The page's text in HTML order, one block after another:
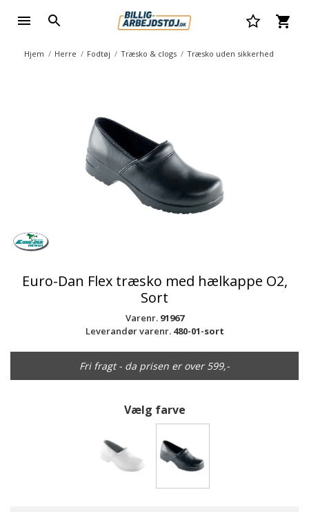
Hjem Herre Fodtøj Træsko & clogs Træsko uden sikkerhed
Euro-Dan Flex træsko med hælkappe O2,
Sort
Varenr. 91967
Leverandør varenr. 480-01-sort
Fri fragt - da prisen er over 599,-
Vælg farve